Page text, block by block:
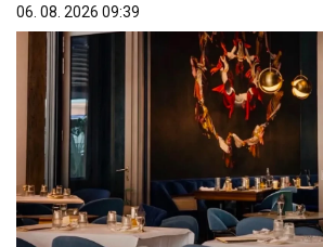
06. 08. 2026 09:39